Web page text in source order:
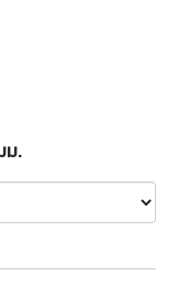
ม.